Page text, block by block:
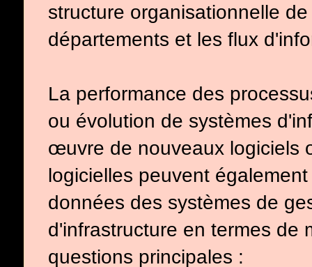
structure organisationnelle
départements et les flux
La performance des
ou évolution de systèmes
œuvre de nouveaux logiciels
logicielles peuvent
données des systèmes de
d'infrastructure en termes de
questions principales :